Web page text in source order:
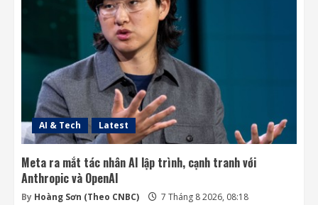
AI & Tech Latest
Meta ra mắt tác nhân AI lập trình, cạnh tranh với
Anthropic và OpenAI
By Hoàng Sơn (Theo CNBC) 7 Tháng 8 2026, 08:18